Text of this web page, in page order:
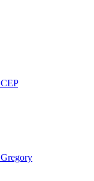
CEP
Gregory